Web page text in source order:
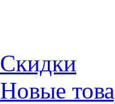
Скидки
Новые